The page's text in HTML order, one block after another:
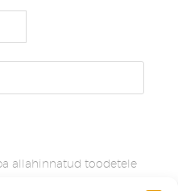
allahinnatud toodetele